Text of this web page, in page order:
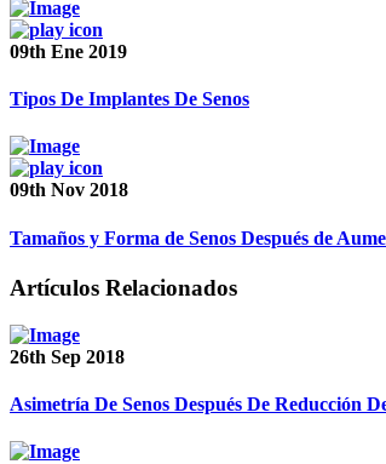
09th Ene 2019
Tipos De Implantes De Senos
09th Nov 2018
Tamaños y Forma de Senos Después de
Artículos Relacionados
26th Sep 2018
Asimetría De Senos Después De Reducción